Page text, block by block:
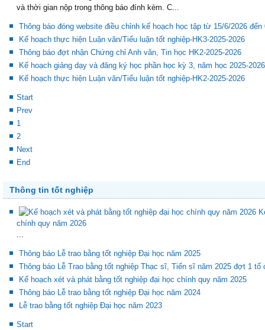
HK3-2025-2026
Viện CNSH&TP thông báo đợt nhận CHỨNG CHỈ ANH VĂN, TIN
và thời gian nộp trong thông báo đính kèm. C...
Thông báo đóng website điều chỉnh kế hoạch học tập từ 15/6/2026 đến
Kế hoạch thực hiện Luận văn/Tiểu luận tốt nghiệp-HK3-2025-2026
Thông báo đợt nhận Chứng chỉ Anh văn, Tin học HK2-2025-2026
Start
Prev
1
2
End
Thông tin tốt nghiệp
chính quy năm 2026
Thông báo Lễ trao bằng tốt nghiệp Đại học năm 2025
Thông báo Lễ Trao bằng tốt nghiệp Thạc sĩ, Tiến sĩ năm 2025 đợt 1 tổ
Kế hoạch xét và phát bằng tốt nghiệp đại học chính quy năm 2025